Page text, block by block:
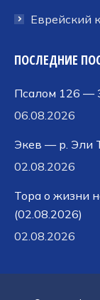
Еврейский
ПОСЛЕДНИЕ
Псалом 126 —
06.08.2026
Экев — р. Эли
02.08.2026
Тора о жизни
(02.08.2026)
02.08.2026